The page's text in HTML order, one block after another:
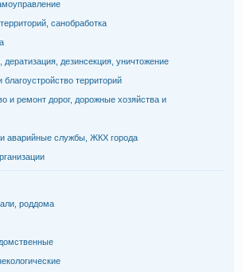
санобработка
дератизация, дезинсекция, уничтожение
территорий
и ремонт дорог, дорожные хозяйства и
аварийные службы, ЖКХ города
роддома